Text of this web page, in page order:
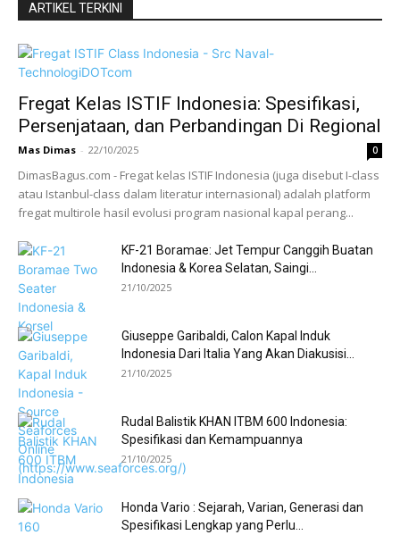
ARTIKEL TERKINI
Fregat Kelas ISTIF Indonesia: Spesifikasi,
Persenjataan, dan Perbandingan Di Regional
Mas Dimas - 22/10/2025 0
DimasBagus.com - Fregat kelas ISTIF Indonesia (juga disebut I-class
atau Istanbul-class dalam literatur internasional) adalah platform
fregat multirole hasil evolusi program nasional kapal perang...
KF-21 Boramae: Jet Tempur Canggih Buatan
Indonesia & Korea Selatan, Saingi...
21/10/2025
Giuseppe Garibaldi, Calon Kapal Induk
Indonesia Dari Italia Yang Akan Diakusisi...
21/10/2025
Rudal Balistik KHAN ITBM 600 Indonesia:
Spesifikasi dan Kemampuannya
21/10/2025
Honda Vario : Sejarah, Varian, Generasi dan
Spesifikasi Lengkap yang Perlu...